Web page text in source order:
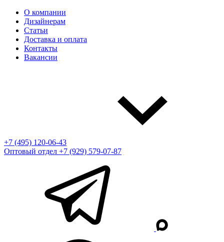
О компании
Дизайнерам
Статьи
Доставка и оплата
Контакты
Вакансии
+7 (495) 120-06-43
Оптовый отдел +7 (929) 579-07-87